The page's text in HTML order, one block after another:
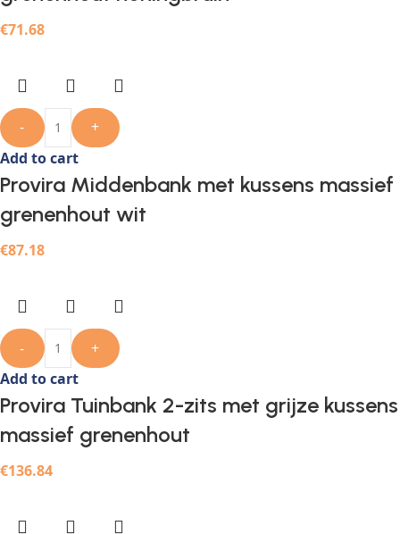
€71.68
-
+
Add to cart
Provira Middenbank met kussens massief
grenenhout wit
€87.18
-
+
Add to cart
Provira Tuinbank 2-zits met grijze kussens
massief grenenhout
€136.84